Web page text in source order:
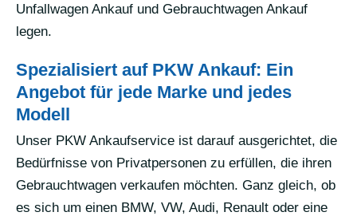
Unfallwagen Ankauf und Gebrauchtwagen Ankauf
legen.
Spezialisiert auf PKW Ankauf: Ein
Angebot für jede Marke und jedes
Modell
Unser PKW Ankaufservice ist darauf ausgerichtet, die
Bedürfnisse von Privatpersonen zu erfüllen, die ihren
Gebrauchtwagen verkaufen möchten. Ganz gleich, ob
es sich um einen BMW, VW, Audi, Renault oder eine